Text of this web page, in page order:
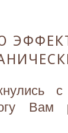
с
Вам